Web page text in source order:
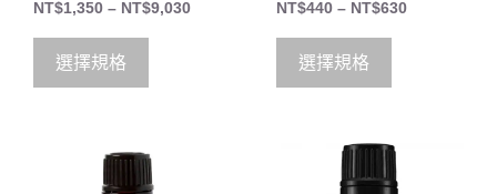
out of 5
NT$1,350 – NT$9,030
選擇規格
out of 5
NT$440 – NT$630
選擇規格